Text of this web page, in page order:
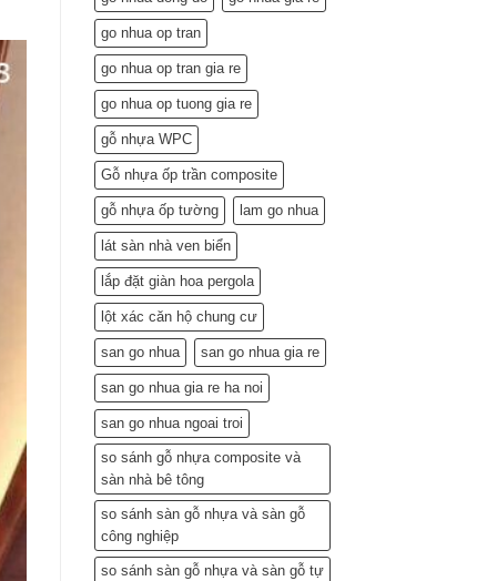
Chọn
go nhua op tran
go nhua op tran gia re
go nhua op tuong gia re
gỗ nhựa WPC
Gỗ nhựa ốp trần composite
gỗ nhựa ốp tường lam go nhua
lát sàn nhà ven biển
lắp đặt giàn hoa pergola
lột xác căn hộ chung cư
san go nhua san go nhua gia re
san go nhua gia re ha noi
san go nhua ngoai troi
so sánh gỗ nhựa composite và
sàn nhà bê tông
so sánh sàn gỗ nhựa và sàn gỗ
công nghiệp
so sánh sàn gỗ nhựa và sàn gỗ tự